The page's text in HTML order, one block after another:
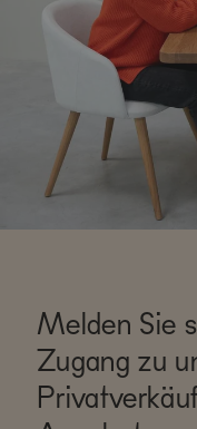
Melden Sie
Zugang zu